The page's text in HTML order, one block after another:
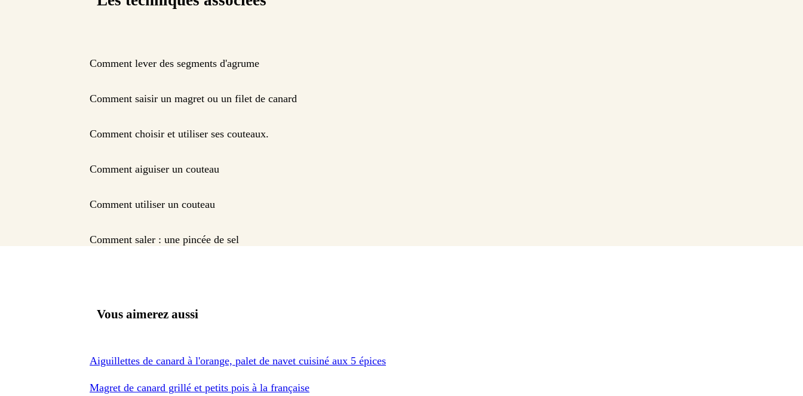
Comment lever des segments d'agrume
Comment saisir un magret ou un filet de canard
Comment choisir et utiliser ses couteaux.
Comment aiguiser un couteau
Comment utiliser un couteau
Comment saler : une pincée de sel
Vous aimerez aussi
Aiguillettes de canard à l'orange, palet de navet cuisiné aux 5 épices
Magret de canard grillé et petits pois à la française